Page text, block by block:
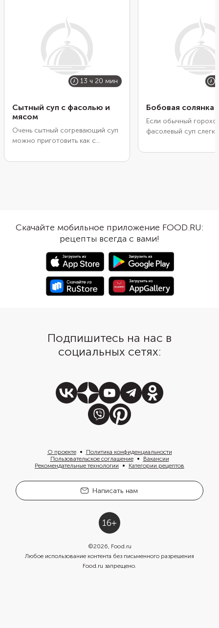
13 ч 20 мин
Сытный суп с фасолью и
мясом
Очень сытный согревающий суп
можно приготовить как с
консервированной фасолью.
густой, насыщенный ароматами
суп — именно то, что нужно
зимой. Лучше выбирать для
блюда говядину или баранину.
Но и на курице, индейке или
свинине тоже получится очень
вкусное блюдо. А еще с ними
бульон сварится быстрее.
Бобовая солянка
Если обычный
фасолевый суп
и приготовить
очень сытным. При
него не
картофель. При
можно приготовить
бульоне.
Скачайте мобильное приложение FOOD.RU:
рецепты всегда с вами!
Подпишитесь на нас в
социальных сетях:
О проекте
Политика конфиденциальности
Пользовательское соглашение
Вакансии
Рекомендательные технологии
Категории рецептов
Написать нам
©2026, Food.ru
Любое использование контента без письменного разрешения
Food.ru запрещено.